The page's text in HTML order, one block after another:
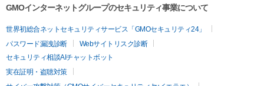
GMOインターネットグループのセキュリティ事業について
世界初総合ネットセキュリティサービス「GMOセキュリティ24」
パスワード漏洩診断
Webサイトリスク診断
セキュリティ相談AIチャットボット
実在証明・盗聴対策